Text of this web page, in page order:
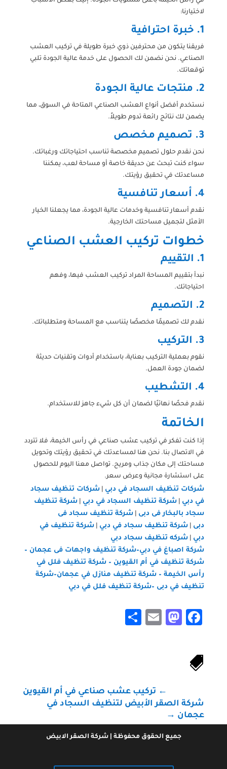
لاختيارنا:
1. خبرة احترافية
فريقنا يتكون من محترفين ذوي خبرة طويلة في تركيب العشب
الصناعي. نحن نضمن لك الحصول على خدمة عالية الجودة تلبي
توقعاتك.
2. منتجات عالية الجودة
نستخدم أفضل أنواع العشب الصناعي المتاحة في السوق، مما
يضمن لك نتائج رائعة تدوم طويلاً.
3. تصميم مخصص
نحن نقدم حلول تصميم مخصصة تناسب احتياجاتك ورغباتك.
سواء كنت تبحث عن حديقة خاصة أو مساحة لعب، يمكننا
مساعدتك في تحقيق رؤيتك.
4. أسعار تنافسية
نقدم أسعار تنافسية وخدمات عالية الجودة، مما يجعلنا الخيار
الأمثل لتجميل مساحتك الخارجية.
خطوات تركيب العشب الصناعي
1. التقييم
نبدأ بتقييم المساحة المراد تركيب العشب فيها، وفهم
احتياجاتك.
2. التصميم
نقدم لك تصميمًا مخصصًا يتناسب مع المساحة ومتطلباتك.
3. التركيب
نقوم بعملية التركيب بعناية، باستخدام أدوات وتقنيات حديثة
لضمان جودة العمل.
4. التشطيب
نقدم فحصًا نهائيًا لضمان أن كل شيء جاهز للاستخدام.
الخاتمة
إذا كنت تفكر في تركيب عشب صناعي في رأس الخيمة، فلا تتردد
في الاتصال بنا. نحن هنا لمساعدتك في تحقيق رؤيتك وتحويل
مساحتك إلى مكان جذاب ومريح. تواصل معنا اليوم للحصول
على استشارة مجانية وعرض سعر.
شركات تنظيف السجاد في دبي
شركات تنظيف سجاد
في دبي
شركة تنظيف السجاد في دبي
شركة تنظيف
سجاد بالبخار فى دبى
شركة تنظيف سجاد فى
دبى
شركة تنظيف سجاد في دبي
شركة تنظيف في
دبي
شركه تنظيف سجاد دبي
شركة اصباغ في دبي–شركة تنظيف واجهات فى عجمان –
شركة تنظيف في أم القيوين – شركة تنظيف فلل في
رأس الخيمة– شركة تنظيف منازل في عجمان–شركة
تنظيف في دبى –شركة تنظيف فلل في دبي
Facebook
Mastodon
Email

← تركيب عشب صناعي في أم القيوين
شركة الصقر الأبيض لتنظيف السجاد في
عجمان →
جميع الحقوق محفوظة | شركة الصقر الابيض